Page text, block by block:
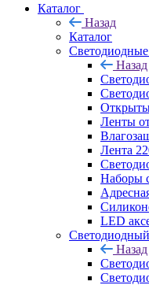
Каталог
Назад
Каталог
Назад
Ленты
Лента
Наборы
LED
Назад